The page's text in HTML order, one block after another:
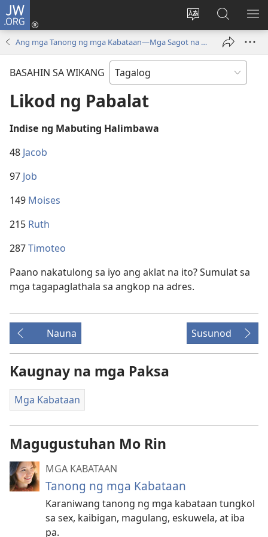
JW.ORG
Baguhin
ng
Mag-
log
(may
bubukas
sa
JW.ORG
Ang mga Tanong ng mga Kabataan—Mga Sagot na Lumulutas, Tomo 1
BASAHIN SA WIKANG
Likod ng Pabalat
Indise ng Mabuting Halimbawa
48 Jacob
97 Job
149 Moises
215 Ruth
287Timoteo
Paano nakatulong sa iyo ang aklat na ito? Sumulat sa
mga tagapaglathala sa angkop na adres.
Nauna Susunod
Kaugnay na mga Paksa
Mga Kabataan
Magugustuhan Mo Rin
MGA KABATAAN
Tanong ng mga Kabataan
Karaniwang tanong ng mga kabataan tungkol
sa sex, kaibigan, magulang, eskuwela, at iba
pa.